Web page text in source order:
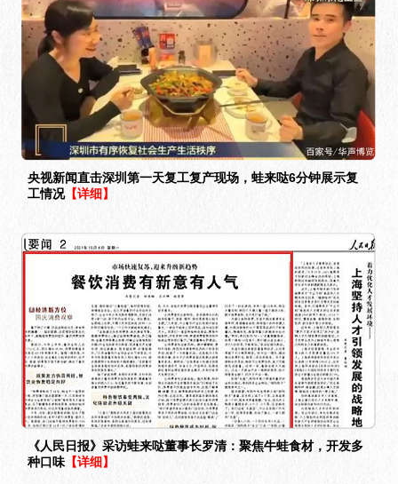
央视新闻直击深圳第一天复工复产现场，蛙来哒6分钟展示复
工情况【详细】
《人民日报》采访蛙来哒董事长罗清：聚焦牛蛙食材，开发多
种口味 【详细】